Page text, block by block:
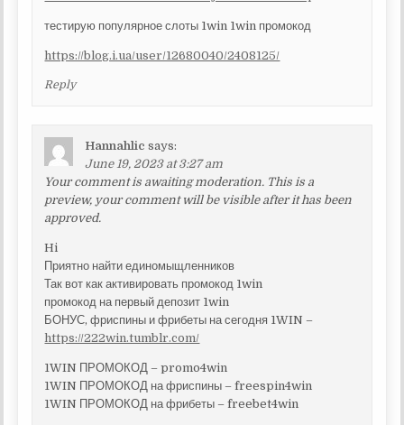
тестирую популярное слоты 1win 1win промокод
https://blog.i.ua/user/12680040/2408125/
Reply
Hannahlic says:
June 19, 2023 at 3:27 am
Your comment is awaiting moderation. This is a
preview, your comment will be visible after it has been
approved.
Hi
Приятно найти единомыщленников
Так вот как активировать промокод 1win
промокод на первый депозит 1win
БОНУС, фриспины и фрибеты на сегодня 1WIN –
https://222win.tumblr.com/
1WIN ПРОМОКОД – promo4win
1WIN ПРОМОКОД на фриспины – freespin4win
1WIN ПРОМОКОД на фрибеты – freebet4win